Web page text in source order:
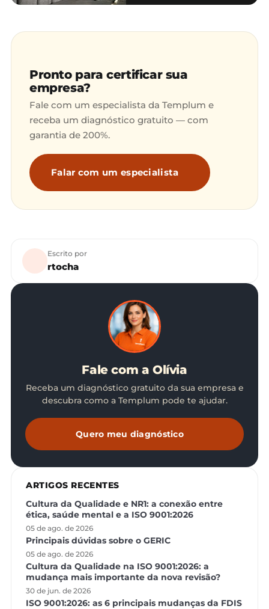
Pronto para certificar sua
empresa?
Fale com um especialista da Templum e
receba um diagnóstico gratuito — com
garantia de 200%.
Falar com um especialista
Escrito por
rtocha
Fale com a Olívia
Receba um diagnóstico gratuito da sua empresa e
descubra como a Templum pode te ajudar.
Quero meu diagnóstico
ARTIGOS RECENTES
Cultura da Qualidade e NR1: a conexão entre
ética, saúde mental e a ISO 9001:2026
05 de ago. de 2026
Principais dúvidas sobre o GERIC
05 de ago. de 2026
Cultura da Qualidade na ISO 9001:2026: a
mudança mais importante da nova revisão?
30 de jun. de 2026
ISO 9001:2026: as 6 principais mudanças da FDIS